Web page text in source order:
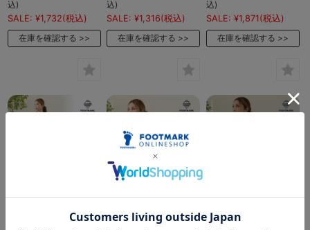
込)
SALE: ¥1,732(税込)
在庫を確認する
込)
SALE: ¥1,316(税込)
在庫を確認する
込)
SALE: ¥1,871 (税込)
在庫を確認する
FOOTMARK
FOOTMARK